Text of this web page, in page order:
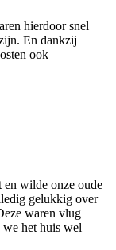
hierdoor snel
En dankzij
ook
en wilde onze oude
gelukkig over
waren vlug
we het huis wel